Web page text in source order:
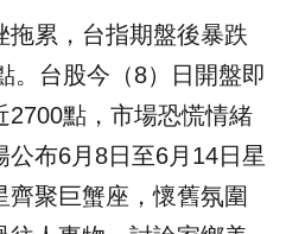
拖累，台指期盤後暴跌
台股今（8）日開盤即
2700點，市場恐慌情緒
公布6月8日至6月14日星
齊聚巨蟹座，懷舊氛圍